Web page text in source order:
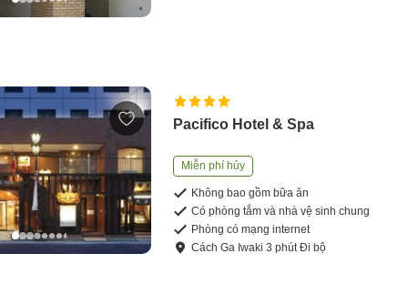
Pacifico Hotel & Spa
Miễn phí hủy
Không bao gồm bữa ăn
Có phòng tắm và nhà vệ sinh chung
Phòng có mạng internet
CáchGa Iwaki3 phútĐi bộ